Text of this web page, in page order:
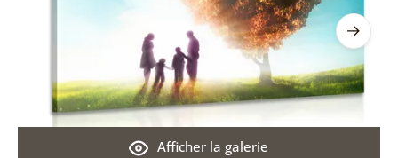
Afficher la galerie